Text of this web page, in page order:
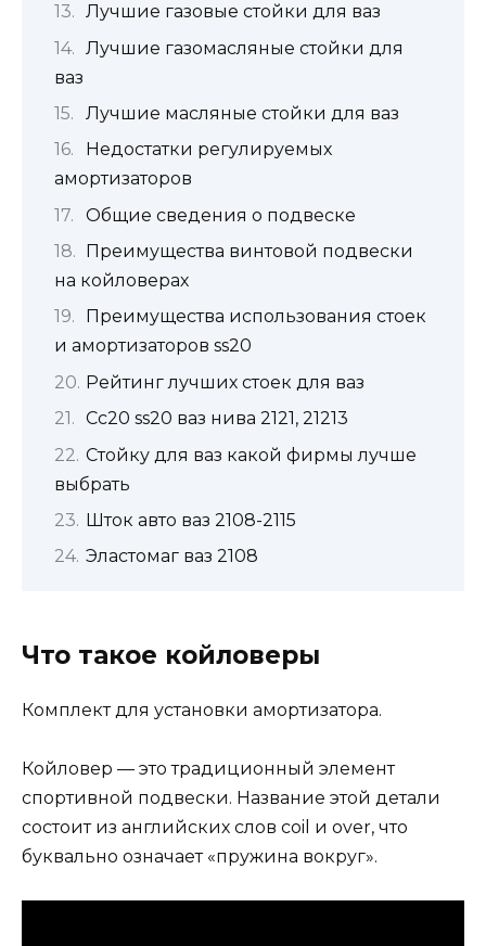
Лучшие газовые стойки для ваз
Лучшие газомасляные стойки для
ваз
Лучшие масляные стойки для ваз
Недостатки регулируемых
амортизаторов
Общие сведения о подвеске
Преимущества винтовой подвески
на койловерах
Преимущества использования стоек
и амортизаторов ss20
Рейтинг лучших стоек для ваз
Сс20 ss20 ваз нива 2121, 21213
Стойку для ваз какой фирмы лучше
выбрать
Шток авто ваз 2108-2115
Эластомаг ваз 2108
Что такое койловеры
Комплект для установки амортизатора.
Койловер — это традиционный элемент
спортивной подвески. Название этой детали
состоит из английских слов coil и over, что
буквально означает «пружина вокруг».